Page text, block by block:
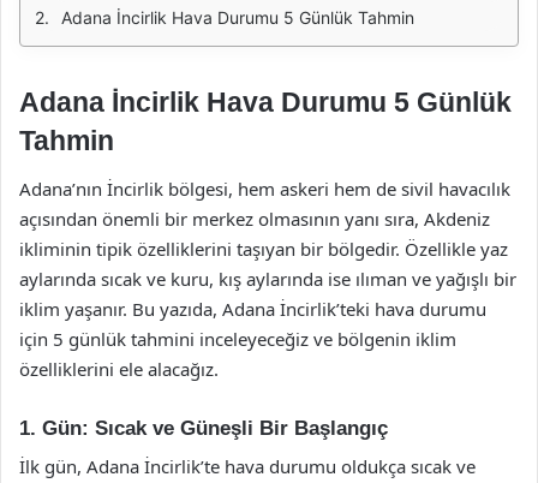
Adana İncirlik Hava Durumu 5 Günlük Tahmin
Adana İncirlik Hava Durumu 5 Günlük
Tahmin
Adana’nın İncirlik bölgesi, hem askeri hem de sivil havacılık
açısından önemli bir merkez olmasının yanı sıra, Akdeniz
ikliminin tipik özelliklerini taşıyan bir bölgedir. Özellikle yaz
aylarında sıcak ve kuru, kış aylarında ise ılıman ve yağışlı bir
iklim yaşanır. Bu yazıda, Adana İncirlik’teki hava durumu
için 5 günlük tahmini inceleyeceğiz ve bölgenin iklim
özelliklerini ele alacağız.
1. Gün: Sıcak ve Güneşli Bir Başlangıç
İlk gün, Adana İncirlik’te hava durumu oldukça sıcak ve